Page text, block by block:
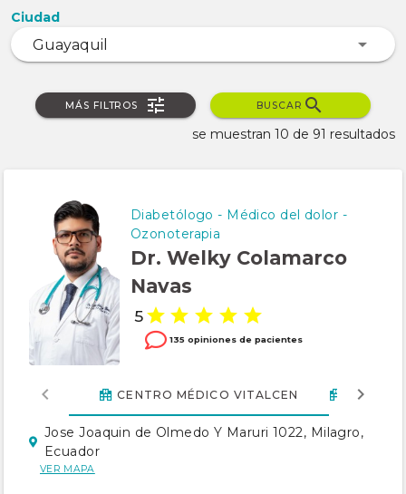
Ciudad
MÁS FILTROS BUSCAR
se muestran 10 de 91 resultados
Diabetólogo - Médico del dolor -
Ozonoterapia
Dr. Welky Colamarco
Navas
5
135 opiniones de pacientes
CENTRO MÉDICO VITALCEN
Jose Joaquin de Olmedo Y Maruri 1022, Milagro,
Ecuador
VER MAPA